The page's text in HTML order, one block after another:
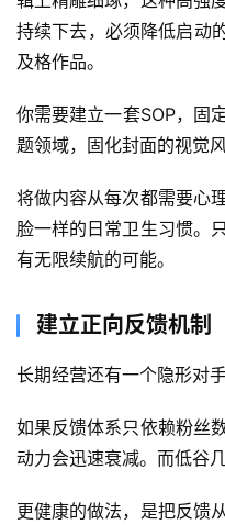
持续下去，必须降低启动
及格作品。
你需要建立一套SOP，固
题领域，固化封面的视觉
将做内容从每次都需要心
脸一样的日常卫生习惯。
有无限续航的可能。
建立正向反馈机制
长期经营还有一个隐形对
如果反馈体系只依赖粉丝
动力会迅速衰减。而低谷
更健康的做法，是把反馈